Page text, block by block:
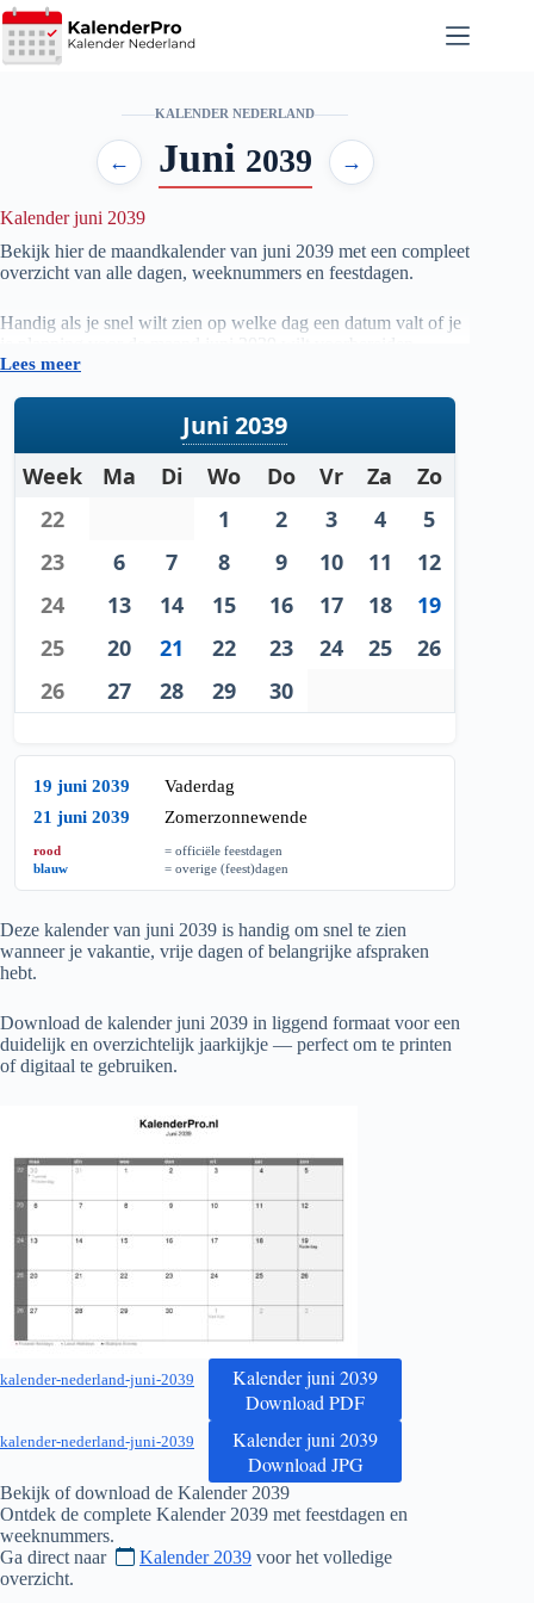
Ga
naar
de
KALENDER NEDERLAND
← Juni 2039 →
Kalender juni 2039
Bekijk hier de maandkalender van juni 2039 met een compleet
overzicht van alle dagen, weeknummers en feestdagen.
Handig als je snel wilt zien op welke dag een datum valt of je
je planning voor de maand juni
wilt voorbereiden.
Lees meer
Juni 2039
Week Ma Di Wo Do Vr Za
Zo
22
1 2 3 4
5
23
6 7 8 9 10 11
12
24
13 14 15 16 17 18
19
25
20 21 22 23 24 25
26
26
27 28 29 30
19 juni 2039
Vaderdag
21 juni 2039
Zomerzonnewende
rood
= officiële feestdagen
blauw
= overige (feest)dagen
Deze kalender van juni 2039 is handig om snel te zien
wanneer je vakantie, vrije dagen of belangrijke afspraken
hebt.
Download de kalender juni 2039 in liggend formaat voor een
duidelijk en overzichtelijk jaarkijkje — perfect om te printen
of digitaal te gebruiken.
kalender-nederland-juni-2039
Kalender juni 2039
Download PDF
kalender-nederland-juni-2039
Kalender juni 2039
Download JPG
Bekijk of download de Kalender 2039
Ontdek de complete Kalender 2039 met feestdagen en
weeknummers.
Ga direct naar
Kalender 2039 voor het volledige
overzicht.